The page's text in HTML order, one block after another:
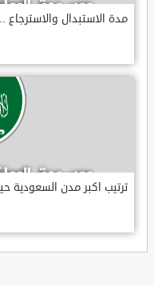
مدة الاستبدال والاسترجاع
ترتيب اكبر مدن السعودية